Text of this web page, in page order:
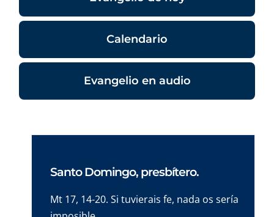
Calendario
Evangelio en audio
Santo Domingo, presbítero.
Mt 17, 14-20. Si tuvierais fe, nada os sería